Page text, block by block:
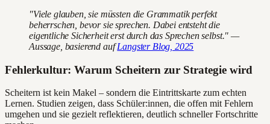
"Viele glauben, sie müssten die Grammatik perfekt
beherrschen, bevor sie sprechen. Dabei entsteht die
eigentliche Sicherheit erst durch das Sprechen selbst." —
Aussage, basierend aufLangster Blog, 2025
Fehlerkultur: Warum Scheitern zur Strategie wird
Scheitern ist kein Makel – sondern die Eintrittskarte zum echten
Lernen. Studien zeigen, dass Schüler:innen, die offen mit Fehlern
umgehen und sie gezielt reflektieren, deutlich schneller Fortschritte